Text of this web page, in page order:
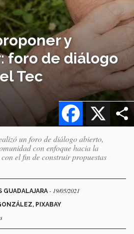
y
foro de diálogo
Tec
X
Facebook
un foro de diálogo abierto,
con enfoque hacia la
el fin de construir propuestas
GUADALAJARA - 19/05/2021
PIXABAY